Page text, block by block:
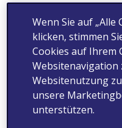
Produkt enthält als
Eukalyptus-,
Fenchel-,
Thymol und gehört
Madaus Grüne
antibakteriellen
Wenn Sie auf „Alle
klicken, stimmen
Cookies auf Ihrem
Websitenavigation
Websitenutzung
unsere
unterstützen.